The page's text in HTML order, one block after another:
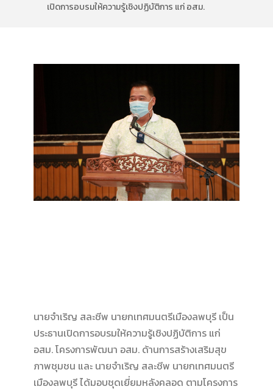
เปิดการอบรมให้ความรู้เชิงปฏิบัติการ แก่ อสม.
นายจำเริญ สละชีพ นายกเทศมนตรีเมืองลพบุรี เป็น
ประธานเปิดการอบรมให้ความรู้เชิงปฏิบัติการ แก่
อสม. โครงการพัฒนา อสม. ด้านการสร้างเสริมสุข
ภาพชุมชน และ นายจำเริญ สละชีพ นายกเทศมนตรี
เมืองลพบุรี ได้มอบชุดเยี่ยมหลังคลอด ตามโครงการ